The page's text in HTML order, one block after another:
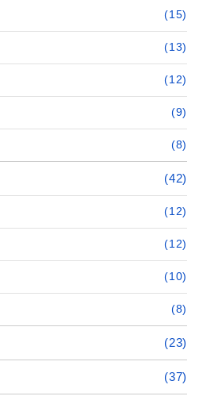
(15)
(13)
(12)
(9)
(8)
(42)
(12)
(12)
(10)
(8)
(23)
(37)